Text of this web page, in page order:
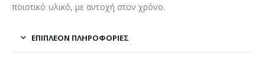
ποιοτικό υλικό, με αντοχή στον χρόνο.
ΕΠΙΠΛΈΟΝ ΠΛΗΡΟΦΟΡΊΕΣ